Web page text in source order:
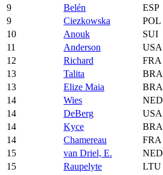
9
Belén ESP
9
Ciezkowska POL
10
Anouk SUI
11
Anderson USA
12
Richard FRA
13
Talita BRA
13
Elize Maia BRA
14
Wies NED
14
DeBerg USA
14
Kyce BRA
14
Chamereau FRA
15
van Driel, E. NED
15
Raupelyte LTU